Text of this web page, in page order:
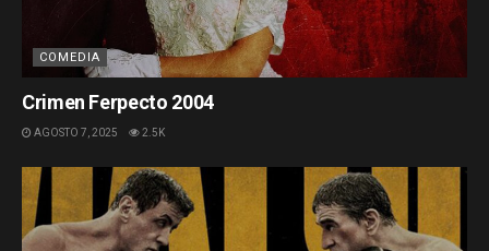
COMEDIA
Crimen Ferpecto 2004
AGOSTO 7, 2025 2.5K